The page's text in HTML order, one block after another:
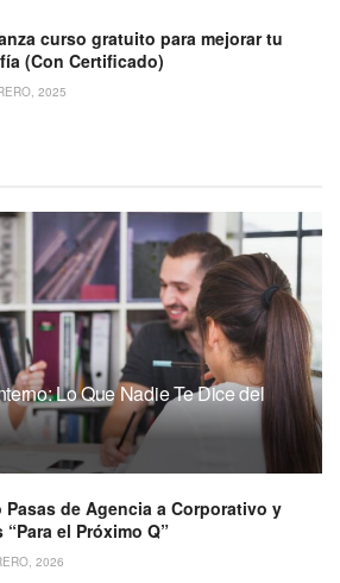
curso gratuito para mejorar tu
(Con Certificado)
2025
Lo Que Nadie Te Dice del
Pasas de Agencia a Corporativo y
“Para el Próximo Q”
2026